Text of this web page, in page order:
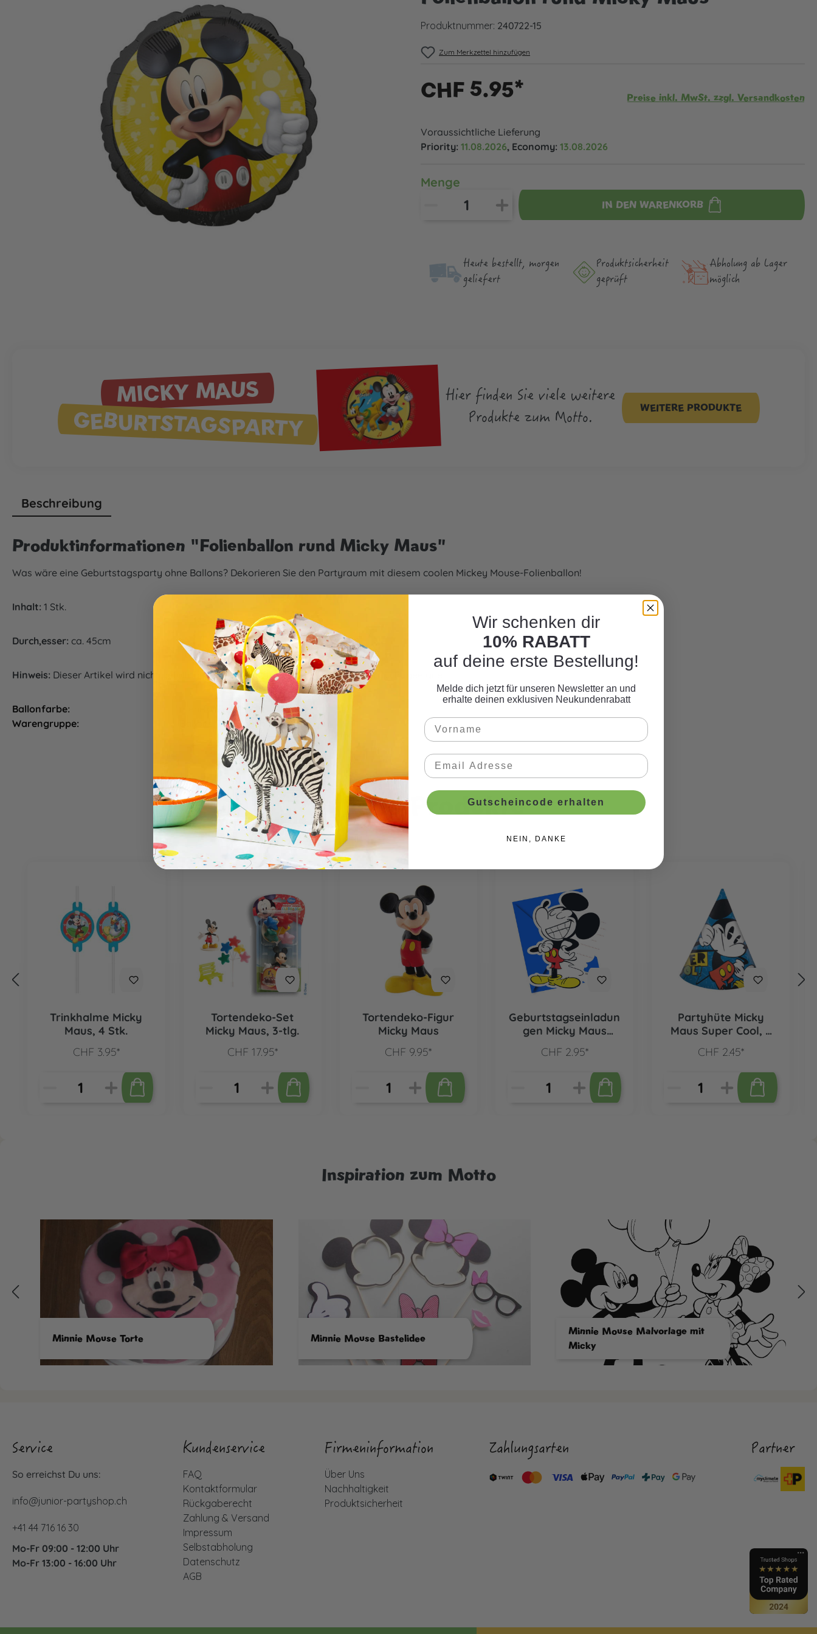
Produktnummer: 240722-15
Zum Merkzettel hinzufügen
CHF 5.95* Preise inkl. MwSt. zzgl. Versandkosten
Voraussichtliche Lieferung
Priority: 11.08.2026, Economy: 13.08.2026
Menge
IN DEN WARENKORB
Heute bestellt, morgen
geliefert
Produktsicher­heit
geprüft
Abholung ab Lager
möglich
MICKY MAUS
GEBURTSTAGSPARTY
Hier finden Sie viele weitere
Produkte zum Motto.
WEITERE PRODUKTE
Beschreibung
Produktinformationen "Folienballon rund Micky Maus"
Was wäre eine Geburtstagsparty ohne Ballons? Dekorieren Sie den Partyraum mit diesem coolen Mickey Mouse-Folienballon!
Inhalt: 1 Stk.
Durch,esser: ca. 45cm
Hinweis: Dieser Artikel wird nicht gefüllt geliefert und ist für Kinder unter 5 Jahren nicht geeignet.
Ballonfarbe:
mehrfarbig
Warengruppe:
Ballons, Partydeko
Ähnliche Produkte
Produktgalerie überspringen
Trinkhalme Micky
Maus, 4 Stk.
CHF 3.95*
Tortendeko-Set
Micky Maus, 3-tlg.
CHF 17.95*
Tortendeko-Figur
Micky Maus
CHF 9.95*
Geburtstagseinladun
gen Micky Maus
CHF 2.95*
Partyhüte Micky
Maus Super Cool, 6
CHF 2.45*
Inspiration zum Motto
Minnie Mouse Torte Minnie Mouse Bastelidee
Minnie Mouse Malvorlage mit
Micky
Service
So erreichst Du uns:
info@junior-partyshop.ch
+41 44 716 16 30
Mo-Fr 09:00 - 12:00 Uhr
Mo-Fr 13:00 - 16:00 Uhr
Kundenservice
FAQ
Kontaktformular
Rückgaberecht
Zahlung & Versand
Impressum
Selbstabholung
Datenschutz
AGB
Firmeninformation
Über Uns
Nachhaltigkeit
Produktsicherheit
Zahlungsarten Partner
Wir schenken dir
10% RABATT
auf deine erste Bestellung!
Melde dich jetzt für unseren Newsletter an und
erhalte deinen exklusiven Neukundenrabatt
Gutscheincode erhalten
NEIN, DANKE